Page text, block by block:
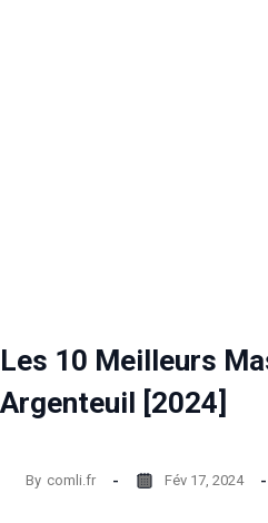
Les 10 Meilleurs
Argenteuil [2024]
By comli.fr Fév 17, 2024